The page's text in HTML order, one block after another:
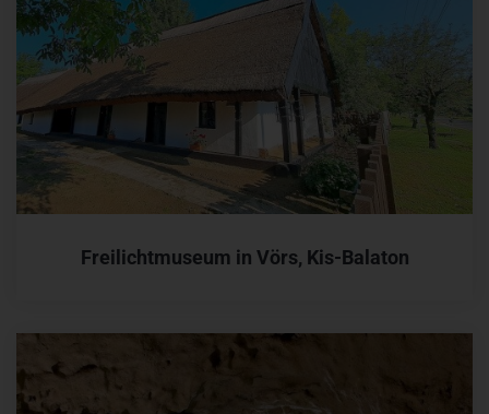
Freilichtmuseum in Vörs, Kis-Balaton